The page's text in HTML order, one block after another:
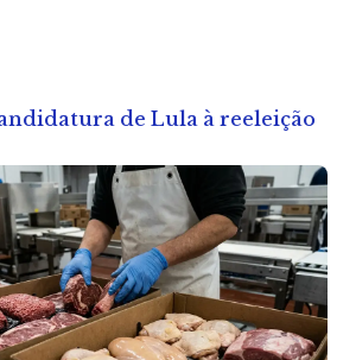
de Lula à reeleição